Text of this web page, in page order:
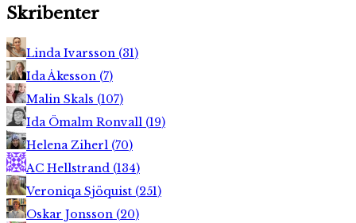
Skribenter
Linda Ivarsson (31)
Ida Åkesson (7)
Malin Skals (107)
Ida Ömalm Ronvall (19)
Helena Ziherl (70)
AC Hellstrand (134)
Veroniqa Sjöquist (251)
Oskar Jonsson (20)